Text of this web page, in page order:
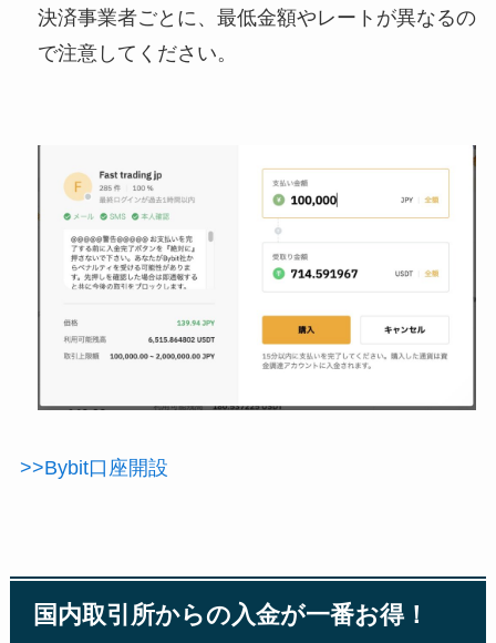
決済事業者ごとに、最低金額やレートが異なるの
で注意してください。
>>Bybit口座開設
国内取引所からの入金が一番お得！